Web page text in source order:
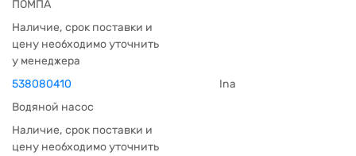
ПОМПА
Наличие, срок поставки и
цену необходимо уточнить
у менеджера
538080410
Ina
Водяной насос
Наличие, срок поставки и
цену необходимо уточнить